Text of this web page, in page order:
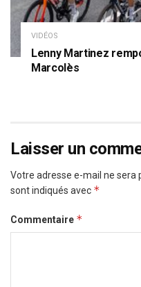
VIDÉOS
Lenny Martinez
Marcolès
Laisser un
Votre adresse e-mail ne sera
sont indiqués avec *
Commentaire *